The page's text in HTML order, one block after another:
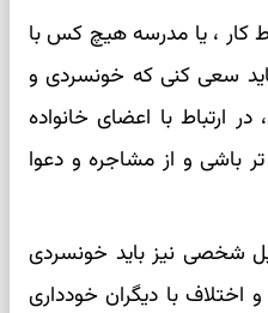
کار ، یا مدرسه هیچ کس با
سعی کنی که خونسردی و
ارتباط با اعضای خانواده
باشی و از مشاجره و دعوا
شخصی نیز باید خونسردی
اختلاف با دیگران خودداری